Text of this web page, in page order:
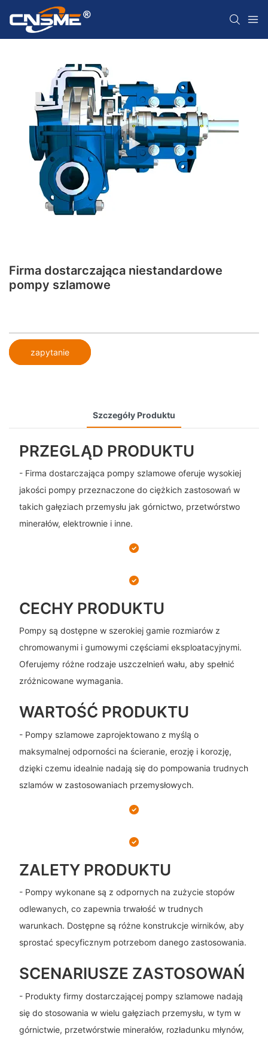
Firma dostarczająca niestandardowe
pompy szlamowe
zapytanie
Szczegóły Produktu
PRZEGLĄD PRODUKTU
- Firma dostarczająca pompy szlamowe oferuje wysokiej
jakości pompy przeznaczone do ciężkich zastosowań w
takich gałęziach przemysłu jak górnictwo, przetwórstwo
minerałów, elektrownie i inne.
CECHY PRODUKTU
Pompy są dostępne w szerokiej gamie rozmiarów z
chromowanymi i gumowymi częściami eksploatacyjnymi.
Oferujemy różne rodzaje uszczelnień wału, aby spełnić
zróżnicowane wymagania.
WARTOŚĆ PRODUKTU
- Pompy szlamowe zaprojektowano z myślą o
maksymalnej odporności na ścieranie, erozję i korozję,
dzięki czemu idealnie nadają się do pompowania trudnych
szlamów w zastosowaniach przemysłowych.
ZALETY PRODUKTU
- Pompy wykonane są z odpornych na zużycie stopów
odlewanych, co zapewnia trwałość w trudnych
warunkach. Dostępne są różne konstrukcje wirników, aby
sprostać specyficznym potrzebom danego zastosowania.
SCENARIUSZE ZASTOSOWAŃ
- Produkty firmy dostarczającej pompy szlamowe nadają
się do stosowania w wielu gałęziach przemysłu, w tym w
górnictwie, przetwórstwie minerałów, rozładunku młynów,